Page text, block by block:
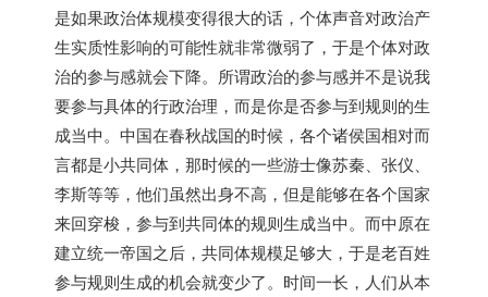
是如果政治体规模变得很大的话，个体声音对政治产
生实质性影响的可能性就非常微弱了，于是个体对政
治的参与感就会下降。所谓政治的参与感并不是说我
要参与具体的行政治理，而是你是否参与到规则的生
成当中。中国在春秋战国的时候，各个诸侯国相对而
言都是小共同体，那时候的一些游士像苏秦、张仪、
李斯等等，他们虽然出身不高，但是能够在各个国家
来回穿梭，参与到共同体的规则生成当中。而中原在
建立统一帝国之后，共同体规模足够大，于是老百姓
参与规则生成的机会就变少了。时间一长，人们从本